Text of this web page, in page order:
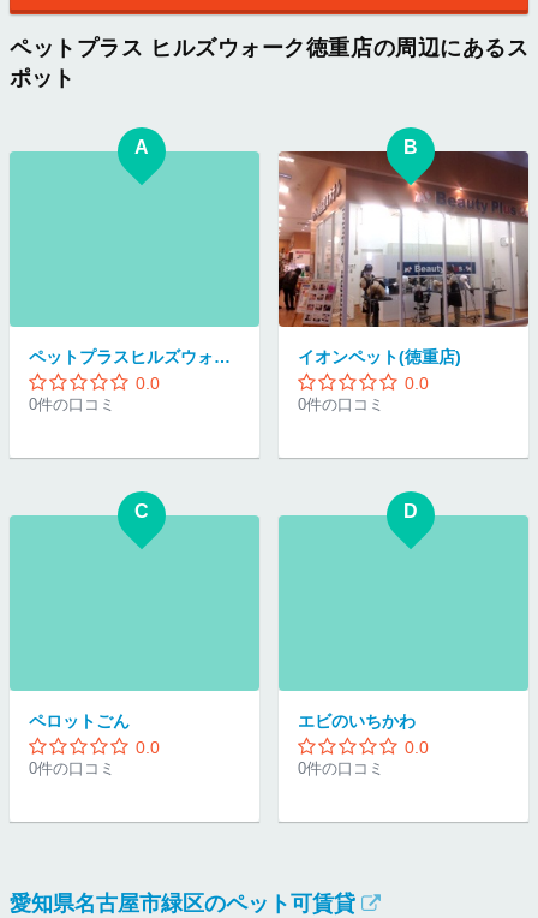
ペットプラス ヒルズウォーク徳重店の周辺にあるス
ポット
A
ペットプラスヒルズウォーク徳重マナー教室
0.0
0件の口コミ
B
イオンペット(徳重店)
0.0
0件の口コミ
C
ペロットごん
0.0
0件の口コミ
D
エビのいちかわ
0.0
0件の口コミ
愛知県名古屋市緑区のペット可賃貸